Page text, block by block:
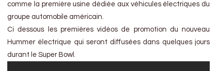
comme la première usine dédiée aux véhicules électriques du
groupe automobile américain.
Ci dessous les premières vidéos de promotion du nouveau
Hummer électrique qui seront diffusées dans quelques jours
durant le Super Bowl.